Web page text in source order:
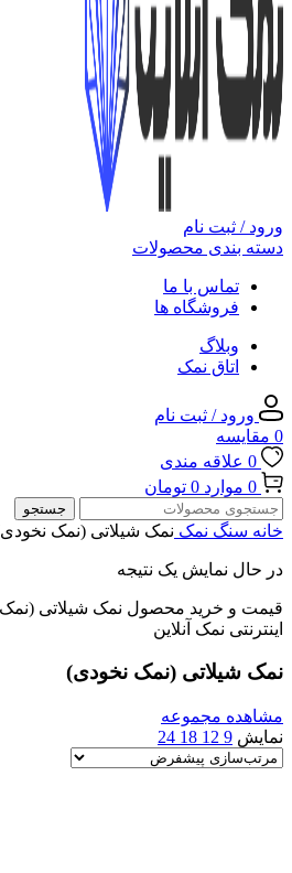
ورود / ثبت نام
دسته بندی محصولات
تماس با ما
فروشگاه ها
وبلاگ
اتاق نمک
ورود / ثبت نام
0 مقایسه
0 علاقه مندی
0 موارد 0 تومان
جستجو
خانه سنگ نمک نمک شیلاتی (نمک
در حال نمایش یک نتیجه
قیمت و خرید محصول نمک شیلاتی
اینترنتی نمک آنلاین
نمک شیلاتی (نمک نخودی)
مشاهده مجموعه
نمایش 9
12
18
24